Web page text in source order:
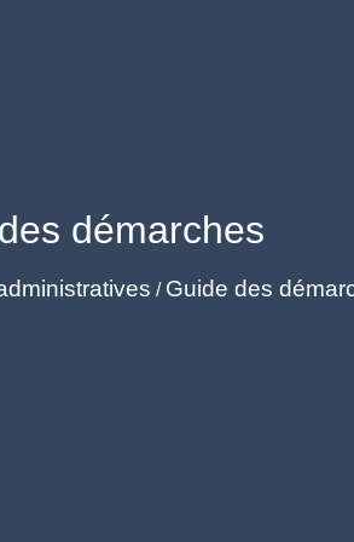
démarches
/ Guide des